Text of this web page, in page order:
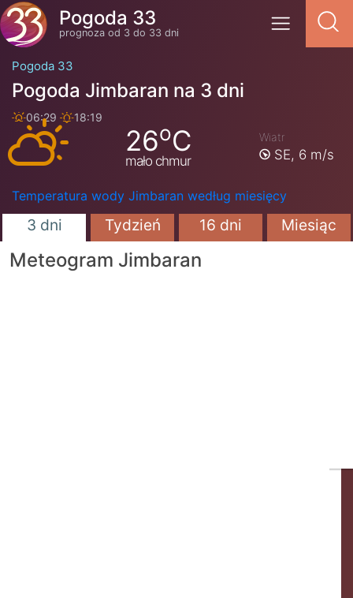
Pogoda 33
prognoza od 3 do 33 dni
Pogoda 33
Pogoda Jimbaran na 3 dni
06:29 18:19
26oC
mało chmur
Wiatr
SE, 6 m/s
Temperatura wody Jimbaran według miesięcy
3 dni Tydzień 16 dni Miesiąc
Meteogram Jimbaran